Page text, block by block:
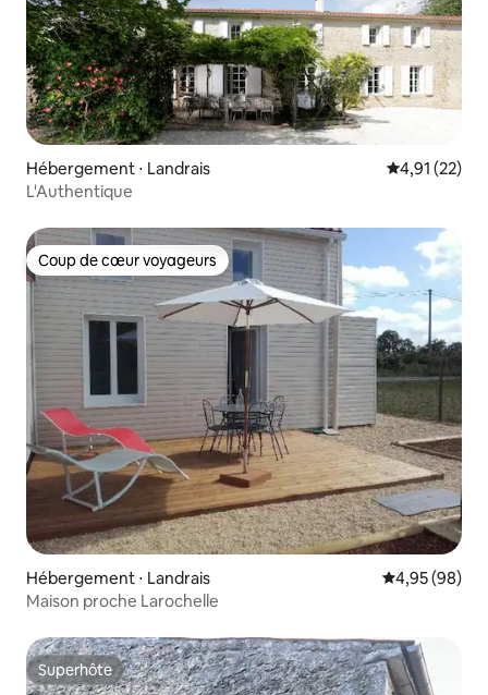
Hébergement ⋅ Landrais Évaluation
4,91 (22)
L'Authentique
Coup de cœur voyageurs
Coup de cœur voyageurs
Hébergement ⋅ Landrais Évaluation
4,95 (98)
Maison proche Larochelle
Superhôte
Superhôte